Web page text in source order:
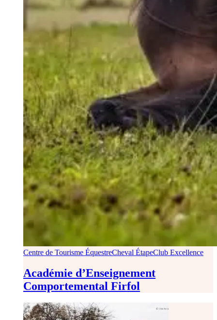
Centre de Tourisme ÉquestreCheval ÉtapeClub Excellence
Académie d’Enseignement
Comportemental Firfol